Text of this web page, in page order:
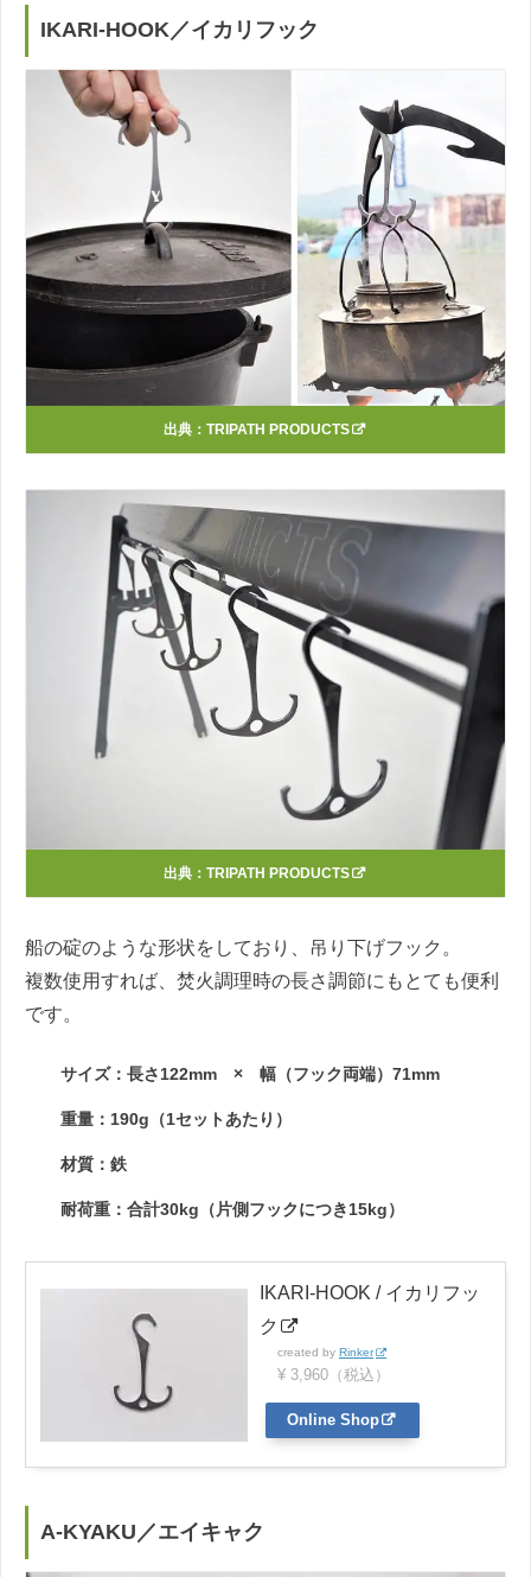
IKARI-HOOK／イカリフック
出典： TRIPATH PRODUCTS
出典： TRIPATH PRODUCTS
船の碇のような形状をしており、吊り下げフック。
複数使用すれば、焚火調理時の長さ調節にもとても便利
です。
サイズ：長さ122mm × 幅（フック両端）71mm
重量：190g（1セットあたり）
材質：鉄
耐荷重：合計30kg（片側フックにつき15kg）
IKARI-HOOK / イカリフッ
ク
created by Rinker
¥ 3,960（税込）
Online Shop
A-KYAKU／エイキャク